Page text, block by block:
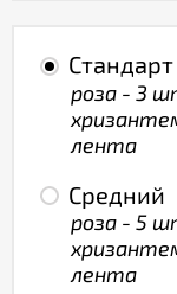
Стандарт
роза - 3
лента
Средний
роза - 5
лента